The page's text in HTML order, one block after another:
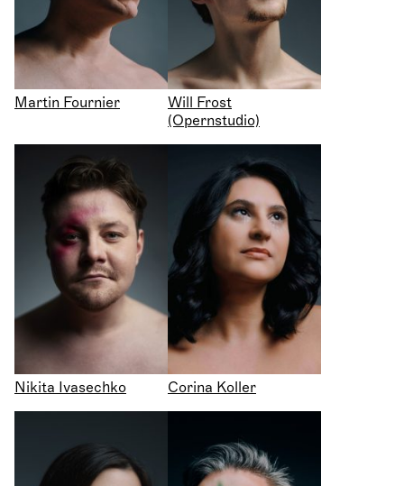
Martin Fournier
Will Frost
(Opernstudio)
Nikita Ivasechko Corina Koller